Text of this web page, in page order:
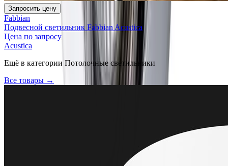
Запросить цену
Fabbian
Подвесной светильник Fabbian Acustica
Цена по запросу
Acustica
Ещё в категории Потолочные светильники
Все товары →